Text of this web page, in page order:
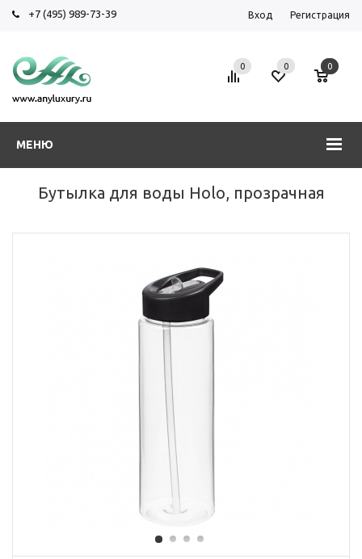
+7 (495) 989-73-39 Вход Регистрация
МЕНЮ
0 0 0
Бутылка для воды Holo, прозрачная